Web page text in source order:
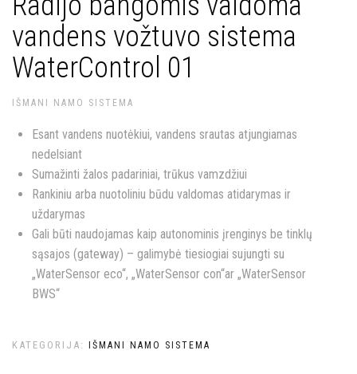
vandens vožtuvo sistema
WaterControl 01
IŠMANI NAMO SISTEMA
Esant vandens nuotėkiui, vandens srautas atjungiamas
nedelsiant
Sumažinti žalos padariniai, trūkus vamzdžiui
Rankiniu arba nuotoliniu būdu valdomas atidarymas ir
uždarymas
Gali būti naudojamas kaip autonominis įrenginys be tinklų
sąsajos (gateway) – galimybė tiesiogiai sujungti su
„WaterSensor eco“, „WaterSensor con“ar „WaterSensor
BWS“
KATEGORIJA: IŠMANI NAMO SISTEMA